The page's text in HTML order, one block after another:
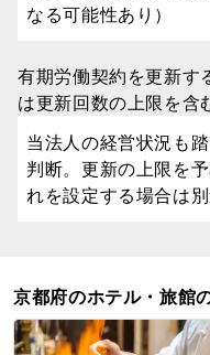
なる可能性あり）
有期労働契約を更新す
は更新回数の上限を含
当法人の経営状況も
判断。更新の上限を
れを設定する場合は別
京都府のホテル・旅館